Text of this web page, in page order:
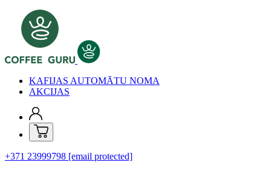
KAFIJAS AUTOMĀTU NOMA
AKCIJAS
+371 23999798 [email protected]